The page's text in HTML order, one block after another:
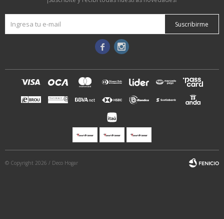
Suscribirme
 
© Copyright 2026 / Deco Hogar